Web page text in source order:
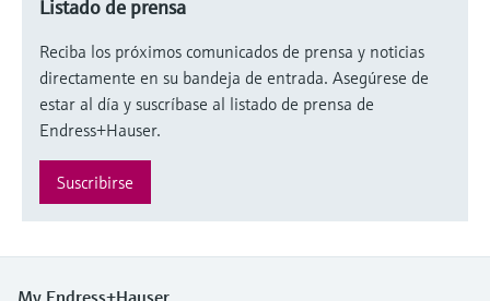
Listado de prensa
Reciba los próximos comunicados de prensa y noticias
directamente en su bandeja de entrada. Asegúrese de
estar al día y suscríbase al listado de prensa de
Endress+Hauser.
Suscribirse